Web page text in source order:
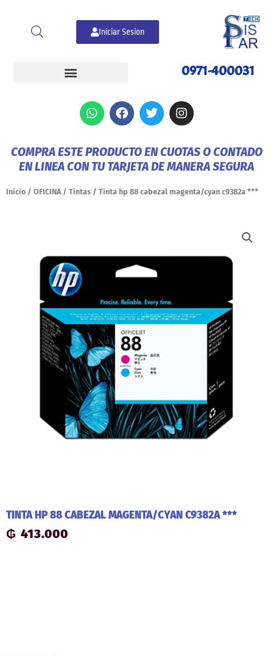
contenido
Iniciar Sesion
0971-400031
W
h
s
a
p
F
a
b
o
k
T
w
t
e
I
n
a
g
a
COMPRA ESTE PRODUCTO EN CUOTAS O CONTADO
EN LINEA CON TU TARJETA DE MANERA SEGURA
Inicio / OFICINA / Tintas / Tinta hp 88 cabezal magenta/cyan c9382a ***
TINTA HP 88 CABEZAL MAGENTA/CYAN C9382A ***
₲ 413.000